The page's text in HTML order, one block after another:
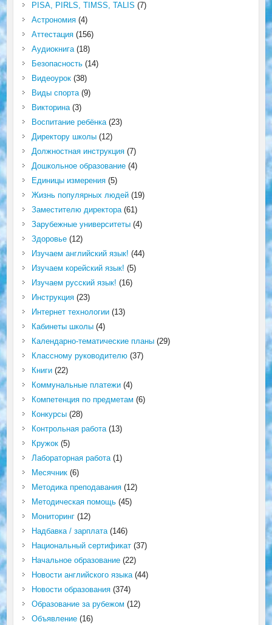
PISA, PIRLS, TIMSS, TALIS (7)
Астрономия(4)
Аттестация(156)
Аудиокнига(18)
Безопасность(14)
Видеоурок(38)
Виды спорта(9)
Викторина(3)
Воспитание ребёнка(23)
Директору школы(12)
Должностная инструкция(7)
Дошкольное образование(4)
Единицы измерения(5)
Жизнь популярных людей(19)
Заместителю директора(61)
Зарубежные университеты(4)
Здоровье(12)
Изучаем английский язык! (44)
Изучаем корейский язык! (5)
Изучаем русский язык! (16)
Инструкция(23)
Интернет технологии(13)
Кабинеты школы(4)
Календарно-тематические планы(29)
Классному руководителю(37)
Книги(22)
Коммунальные платежи(4)
Компетенция по предметам (6)
Конкурсы(28)
Контрольная работа(13)
Кружок(5)
Лабораторная работа(1)
Месячник(6)
Методика преподавания(12)
Методическая помощь(45)
Мониторинг(12)
Надбавка / зарплата(146)
Национальный сертификат(37)
Начальное образование(22)
Новости английского языка(44)
Новости образования(374)
Образование за рубежом (12)
Объявление(16)